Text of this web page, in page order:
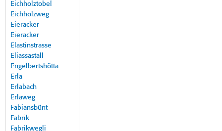
Eichholztobel
Eichholzweg
Eieracker
Eieracker
Elastinstrasse
Eliassastall
Engelbertshötta
Erla
Erlabach
Erlaweg
Fabiansbünt
Fabrik
Fabrikwegli